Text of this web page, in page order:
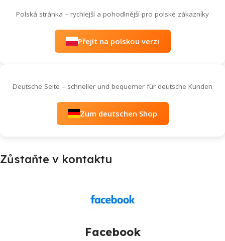
Polská stránka – rychlejší a pohodlnější pro polské zákazníky
Přejít na polskou verzi
Deutsche Seite – schneller und bequemer für deutsche Kunden
Zum deutschen Shop
Zůstaňte v kontaktu
Facebook